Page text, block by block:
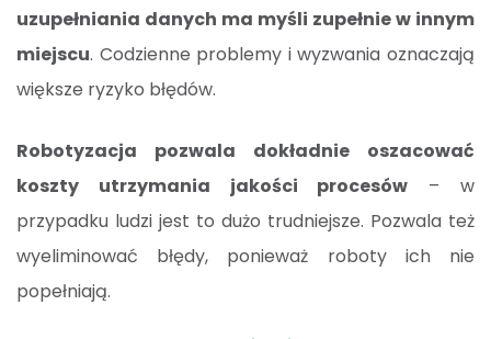
uzupełniania danych ma myśli zupełnie w innym
miejscu. Codzienne problemy i wyzwania oznaczają
większe ryzyko błędów.
Robotyzacja pozwala dokładnie oszacować
koszty utrzymania jakości procesów – w
przypadku ludzi jest to dużo trudniejsze. Pozwala też
wyeliminować błędy, ponieważ roboty ich nie
popełniają.